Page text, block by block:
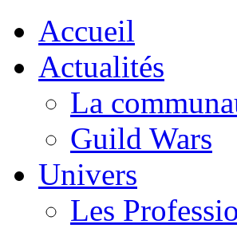
Accueil
Actualités
La
Guild Wars
Univers
Les